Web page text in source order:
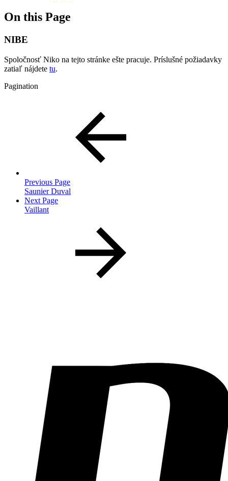
On this Page
NIBE
Spoločnosť Niko na tejto stránke ešte pracuje. Príslušné požiadavky
zatiaľ nájdete tu.
Pagination
Previous Page
Saunier Duval
Next Page
Vaillant